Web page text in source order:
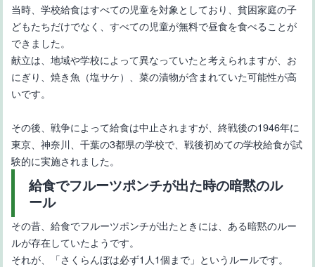
当時、学校給食はすべての児童を対象としており、貧困家庭の子
どもたちだけでなく、すべての児童が無料で昼食を食べることが
できました。
献立は、地域や学校によって異なっていたと考えられますが、お
にぎり、焼き魚（塩サケ）、菜の漬物が含まれていた可能性が高
いです。
その後、戦争によって給食は中止されますが、終戦後の1946年に
東京、神奈川、千葉の3都県の学校で、戦後初めての学校給食が試
験的に実施されました。
給食でフルーツポンチが出た時の暗黙のル
ール
その昔、給食でフルーツポンチが出たときには、ある暗黙のルー
ルが存在していたようです。
それが、「さくらんぼは必ず1人1個まで」というルールです。